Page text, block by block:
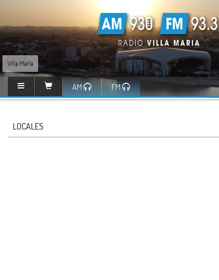
Villa María
AM FM
LOCALES